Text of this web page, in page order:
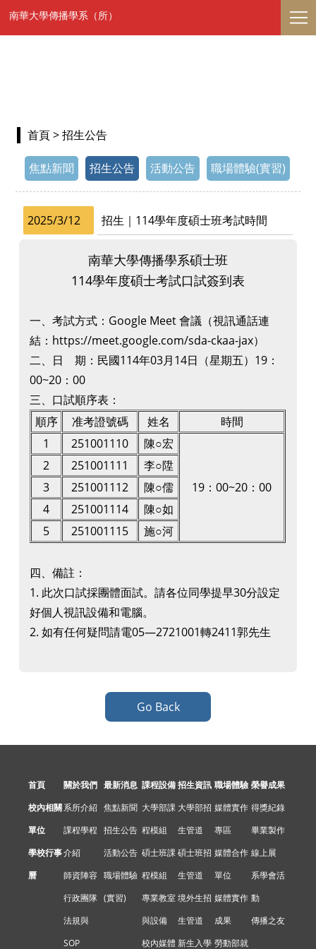
南華大學傳播學系（所）
首頁> 招生公告
焦點新聞 招生公告 活動公告 職場體驗(實習)
2025/3/12 招生｜114學年度碩士班考試時間
南華大學傳播學系碩士班
114學年度碩士考試口試簽到表
一、考試方式：Google Meet 會議（視訊通話連
結：https://meet.google.com/sda-ckaa-jax）
二、日 期：民國114年03月14日（星期五）19：
00~20：00
三、口試順序表：
順序
准考證號碼 姓名
時間
1
251001110 陳○宏
19：00~20：00
2 251001111 李○陞
3
251001112 陳○儒
4
251001114 陳○如
5
251001115 施○河
四、備註：
1. 此次口試採團體面試。請各位同學提早30分設定
好個人視訊設備和電腦。
2. 如有任何疑問請電05—2721001轉2411郭先生
Go Back
首頁
校內相關
單位
學校行事
曆
關於我們
系所介紹
課程學程
介紹
師資陣容
行政團隊
法規與
SOP
最新消息
焦點新聞
招生公告
活動公告
職場體驗
(實習)
課程設備
大學部課
程模組
碩士班課
程模組
專業教室
與設備
校內媒體
招生資訊
大學部招
生管道
碩士班招
生管道
境外生招
生管道
新生入學
職場體驗
媒體實作
專區
媒體合作
單位
媒體實作
成果
勞動部就
榮譽成果
得獎紀錄
畢業製作
線上展
系學會活
動
傳播之友